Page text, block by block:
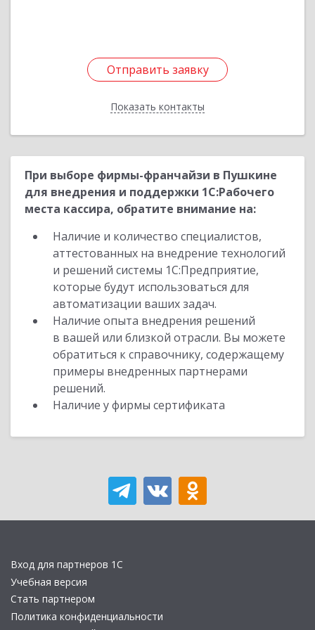
Отправить заявку
Показать контакты
Отправить заявку
Назад
При выборе фирмы-франчайзи в Пушкине
для внедрения и поддержки 1С:Рабочего
места кассира, обратите внимание на:
Наличие и количество специалистов,
аттестованных на внедрение технологий
и решений системы 1С:Предприятие,
которые будут использоваться для
автоматизации ваших задач.
Наличие опыта внедрения решений
в вашей или близкой отрасли. Вы можете
обратиться к справочнику, содержащему
примеры внедренных партнерами
решений.
Наличие у фирмы сертификата
Вход для партнеров 1С
Учебная версия
Стать партнером
Политика конфиденциальности